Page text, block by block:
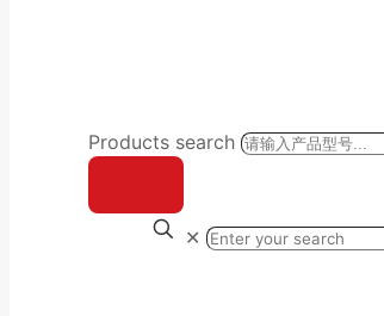
Products search
✕